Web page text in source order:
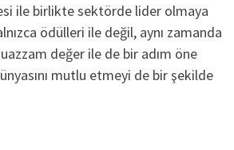
ile birlikte sektörde lider olmaya
ödülleri ile değil, aynı zamanda
değer ile de bir adım öne
mutlu etmeyi de bir şekilde